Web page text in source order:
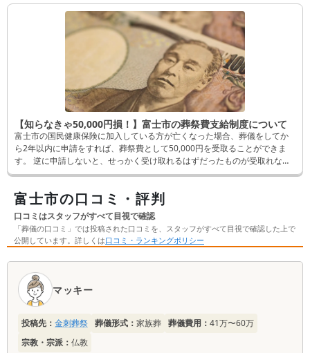
【知らなきゃ50,000円損！】富士市の葬祭費支給制度について
富士市の国民健康保険に加入している方が亡くなった場合、葬儀をしてか
ら2年以内に申請をすれば、葬祭費として50,000円を受取ることができま
す。 逆に申請しないと、せっかく受け取れるはずだったものが受取れなく
なってしまいます。 そんなことにならないよう、この記事では申請方法な
富士市の口コミ・評判
口コミはスタッフがすべて目視で確認
「葬儀の口コミ」では投稿された口コミを、スタッフがすべて目視で確認した上で
公開しています。詳しくは口コミ・ランキングポリシー
マッキー
投稿先： 金刺葬祭 葬儀形式： 家族葬 葬儀費用： 41万〜60万
宗教・宗派： 仏教